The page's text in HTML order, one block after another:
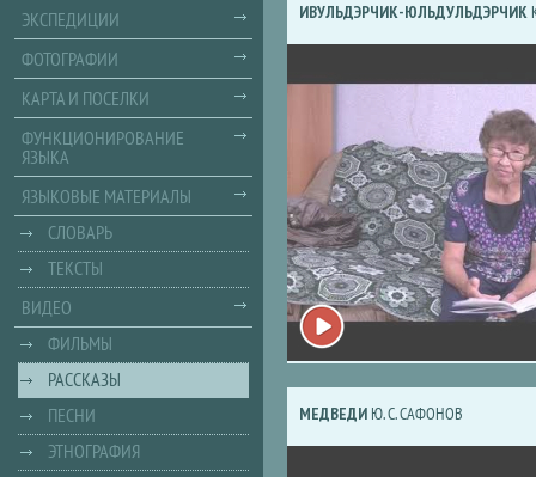
ИВУЛЬДЭРЧИК-ЮЛЬДУЛЬДЭРЧИК
МЕДВЕДИ Ю. С. САФОНОВ
ЭКСПЕДИЦИИ
ФОТОГРАФИИ
КАРТА И ПОСЕЛКИ
ФУНКЦИОНИРОВАНИЕ
ЯЗЫКА
ЯЗЫКОВЫЕ МАТЕРИАЛЫ
СЛОВАРЬ
ТЕКСТЫ
ВИДЕО
ФИЛЬМЫ
РАССКАЗЫ
ПЕСНИ
ЭТНОГРАФИЯ